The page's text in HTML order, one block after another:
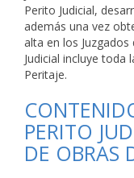
Perito Judicial,
además una vez
alta en los
Judicial incluye toda
Peritaje.
PERITO
DE OBRAS